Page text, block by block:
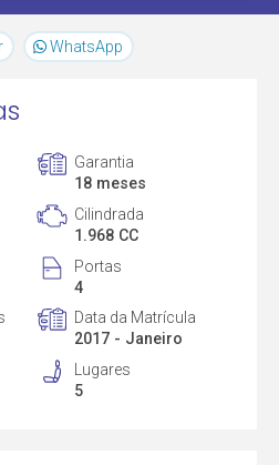
WhatsApp
Garantia
18 meses
Cilindrada
1.968 CC
Portas
4
Data da Matrícula
2017 - Janeiro
Lugares
5